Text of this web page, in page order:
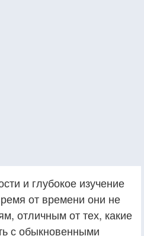
и глубокое изучение
от времени они не
отличным от тех, какие
с обыкновенными